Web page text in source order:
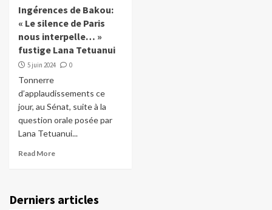
Ingérences de Bakou:
« Le silence de Paris
nous interpelle… »
fustige Lana Tetuanui
5 juin 2024 0
Tonnerre
d’applaudissements ce
jour, au Sénat, suite à la
question orale posée par
Lana Tetuanui...
Read More
Derniers articles